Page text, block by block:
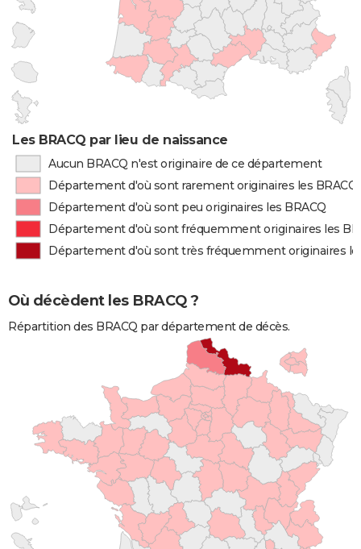
Les BRACQ par lieu de naissance
Aucun BRACQ n'est originaire de ce département
Département d'où sont rarement originaires les BRACQ
Département d'où sont peu originaires les BRACQ
Département d'où sont fréquemment originaires les
Département d'où sont très fréquemment originaires
Où décèdent les BRACQ ?
Répartition des BRACQ par département de décès.